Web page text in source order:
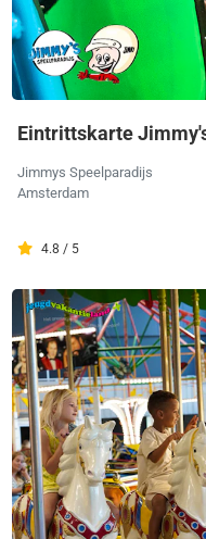
Eintrittskarte
Jimmys Speelparadijs
Amsterdam
4.8 / 5